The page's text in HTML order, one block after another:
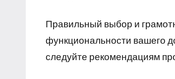
Правильный выбор и
функциональности вашего
следуйте рекомендациям